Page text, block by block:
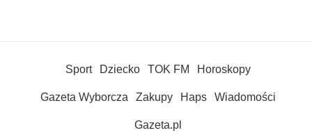
Sport Dziecko TOK FM Horoskopy
Gazeta Wyborcza Zakupy Haps Wiadomości
Gazeta.pl